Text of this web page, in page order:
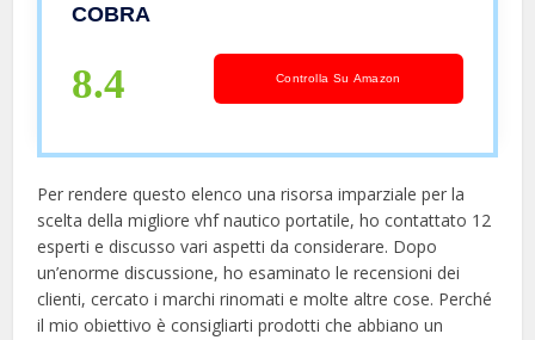
COBRA
8.4 Controlla Su Amazon
Per rendere questo elenco una risorsa imparziale per la
scelta della migliore vhf nautico portatile, ​​ho contattato 12
esperti e discusso vari aspetti da considerare. Dopo
un’enorme discussione, ho esaminato le recensioni dei
clienti, cercato i marchi rinomati e molte altre cose. Perché
il mio obiettivo è consigliarti prodotti che abbiano un